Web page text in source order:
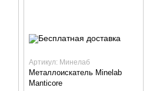
Артикул: Минелаб
Металлоискатель Minelab
Manticore